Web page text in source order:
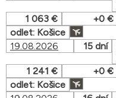
1 063 €
+0 €
odlet: Košice
19.08.2026
15 dní
1 241 €
+0 €
odlet: Košice